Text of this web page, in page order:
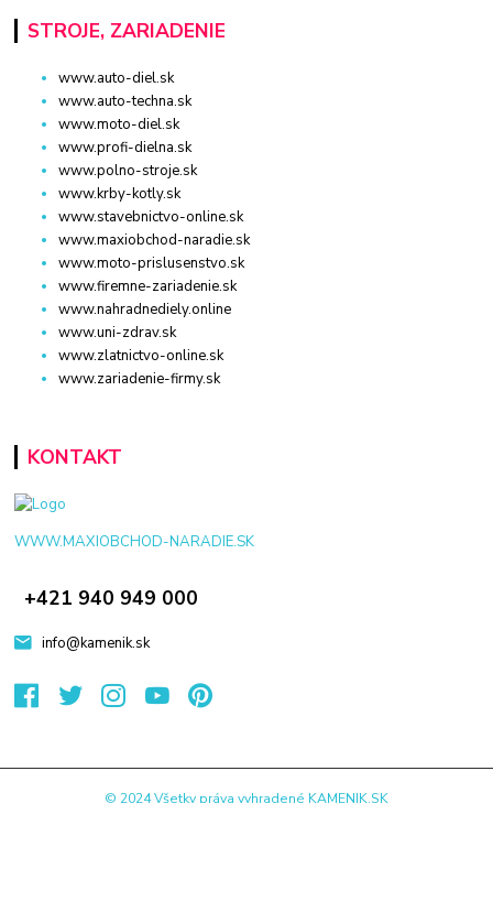
STROJE, ZARIADENIE
www.auto-diel.sk
www.auto-techna.sk
www.moto-diel.sk
www.profi-dielna.sk
www.polno-stroje.sk
www.krby-kotly.sk
www.stavebnictvo-online.sk
www.maxiobchod-naradie.sk
www.moto-prislusenstvo.sk
www.firemne-zariadenie.sk
www.nahradnediely.online
www.uni-zdrav.sk
www.zlatnictvo-online.sk
www.zariadenie-firmy.sk
KONTAKT
WWW.MAXIOBCHOD-NARADIE.SK
+421 940 949 000
info@kamenik.sk
© 2024 Všetky práva vyhradené KAMENIK.SK